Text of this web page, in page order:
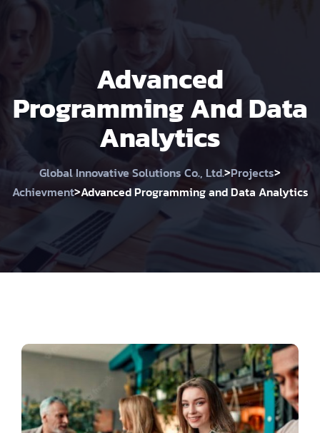
Advanced
Programming And Data
Analytics
Global Innovative Solutions Co., Ltd.>Projects>
Achievment>Advanced Programming and Data Analytics